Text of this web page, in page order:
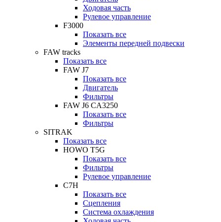
Ходовая часть
Рулевое управление
F3000
Показать все
Элементы передней подвески
FAW tracks
Показать все
FAW J7
Показать все
Двигатель
Фильтры
FAW J6 CA3250
Показать все
Фильтры
SITRAK
Показать все
HOWO T5G
Показать все
Фильтры
Рулевое управление
C7H
Показать все
Сцепления
Система охлаждения